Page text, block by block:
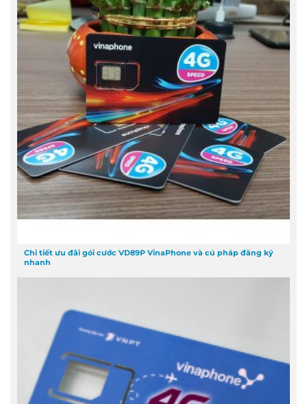
Chi tiết ưu đãi gói cước VD89P VinaPhone và cú pháp đăng ký
nhanh